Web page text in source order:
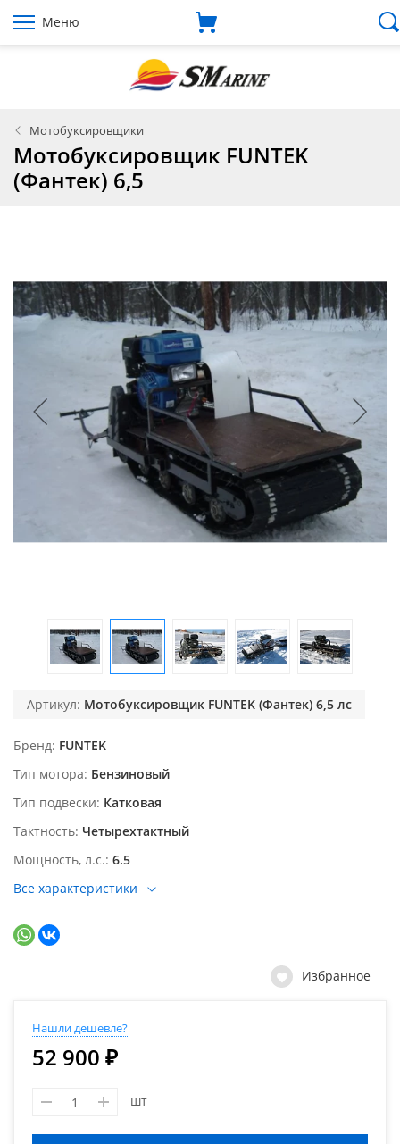
Меню
Мотобуксировщики
Мотобуксировщик FUNTEK
(Фантек) 6,5
Артикул: Мотобуксировщик FUNTEK (Фантек) 6,5 лс
Бренд FUNTEK
Тип мотора Бензиновый
Тип подвески Катковая
Тактность Четырехтактный
Мощность, л.с. 6.5
Все характеристики
Избранное
Нашли дешевле?
52 900 ₽
шт